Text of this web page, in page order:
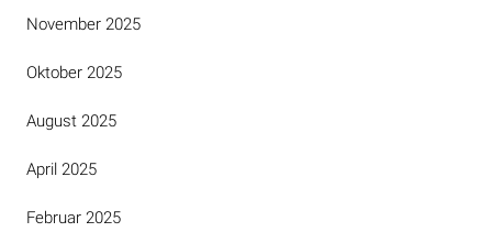
November 2025
Oktober 2025
August 2025
April 2025
Februar 2025